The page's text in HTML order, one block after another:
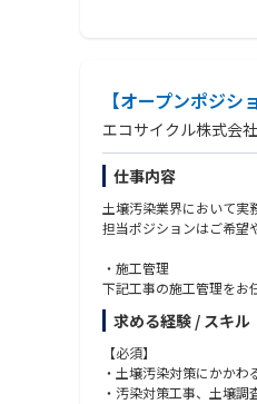
https://youtu.be/TuLkE-
■富士フイルム グルー
https://youtu.be/
■富士フイルムグループ
https://
https://ir.fujifilm.com/ja/
【オープンポジ
エコサイクル株式会社
仕事内容
土壌汚染業界において実
担当ポジションはご希望
・施工管理
下記工事の施工管理をお
掘削工事(土砂、井戸)
解体工事(建物、埋設物)
基礎工事(土木・建築)
薬液注入工事
求める経験 / スキル
【必須】
・土壌汚染対策にかか
・汚染対策工事、土壌